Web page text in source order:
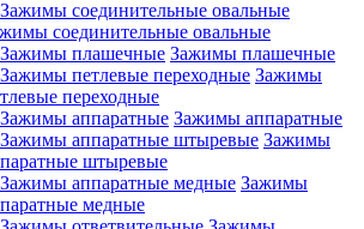
соединительные овальные
Зажимы плашечные
Зажимы
переходные
Зажимы аппаратные
Зажимы
штыревые
Зажимы
медные